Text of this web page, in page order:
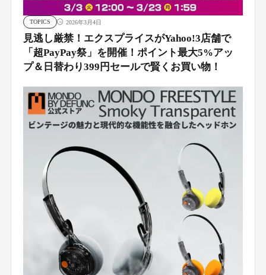
TOPICS 2026年3月4日
見逃し厳禁！エクスプライスがYahoo!3店舗で
「超PayPay祭」を開催！ポイント最大5%アッ
プ＆日替わり399円セールで賢くお買い物！